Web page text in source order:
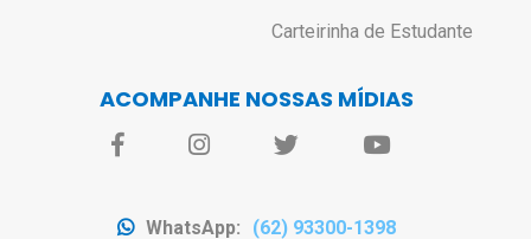
Carteirinha de Estudante
ACOMPANHE NOSSAS MÍDIAS
WhatsApp: (62) 93300-1398